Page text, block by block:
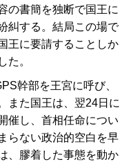
の書簡を独断で国王に
糾する。結局この場で
王に要請することしか
た。
幹部を王宮に呼び、
また国王は、翌24日に
催し、首相任命につい
らない政治的空白を早
、膠着した事態を動か